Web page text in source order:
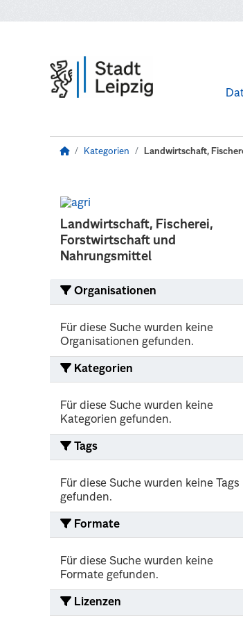
Kategorien Landwirtschaft,
Landwirtschaft, Fischerei,
Forstwirtschaft und
Nahrungsmittel
Organisationen
Für diese Suche wurden keine
Organisationen gefunden.
Kategorien
Für diese Suche wurden keine
Kategorien gefunden.
Tags
Für diese Suche wurden keine Tags
gefunden.
Formate
Für diese Suche wurden keine
Formate gefunden.
Lizenzen